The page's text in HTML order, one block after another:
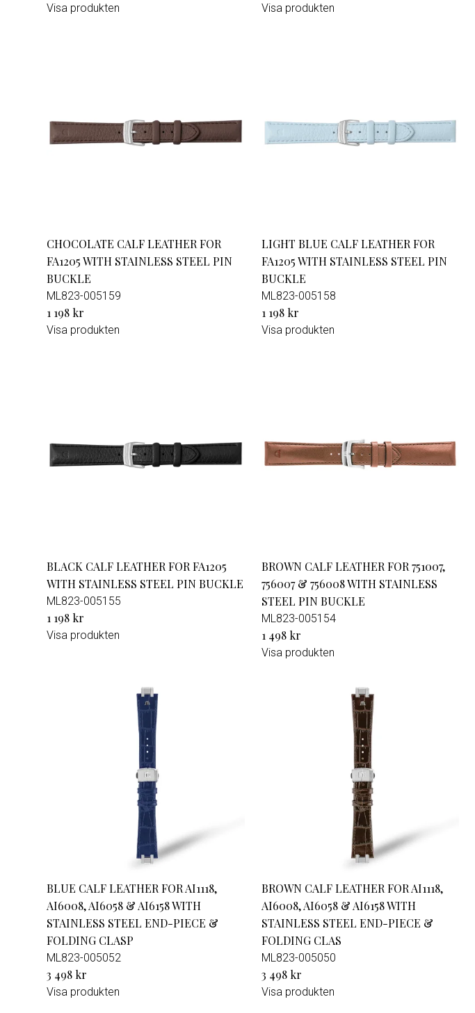
Visa produkten Visa produkten
CHOCOLATE CALF LEATHER FOR
FA1205 WITH STAINLESS STEEL PIN
BUCKLE
ML823-005159
1 198 kr
Visa produkten
LIGHT BLUE CALF LEATHER FOR
FA1205 WITH STAINLESS STEEL PIN
BUCKLE
ML823-005158
1 198 kr
Visa produkten
BLACK CALF LEATHER FOR FA1205
WITH STAINLESS STEEL PIN BUCKLE
ML823-005155
1 198 kr
Visa produkten
BROWN CALF LEATHER FOR 751007,
756007 & 756008 WITH STAINLESS
STEEL PIN BUCKLE
ML823-005154
1 498 kr
Visa produkten
BLUE CALF LEATHER FOR AI1118,
AI6008, AI6058 & AI6158 WITH
STAINLESS STEEL END-PIECE &
FOLDING CLASP
ML823-005052
3 498 kr
Visa produkten
BROWN CALF LEATHER FOR AI1118,
AI6008, AI6058 & AI6158 WITH
STAINLESS STEEL END-PIECE &
FOLDING CLAS
ML823-005050
3 498 kr
Visa produkten